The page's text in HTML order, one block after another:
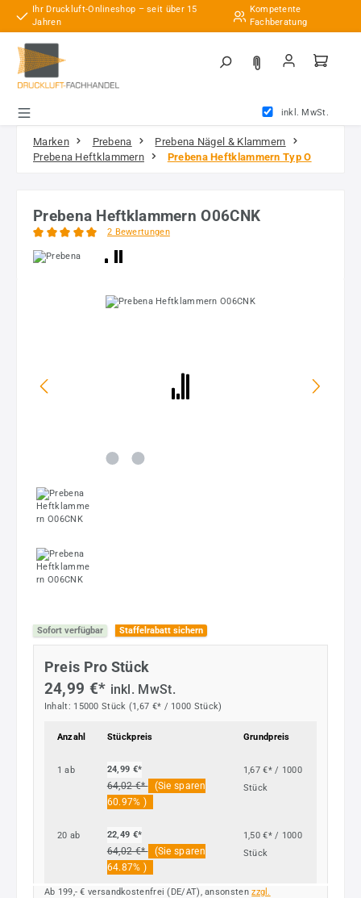
Zum Hauptinhalt springen
Ihr Druckluft-Onlineshop – seit über 15
Jahren
Kompetente
Fachberatung
inkl. MwSt.
Marken Prebena
Prebena Nägel & Klammern
Prebena Heftklammern
Prebena Heftklammern Typ O
Prebena Heftklammern O06CNK
2 Bewertungen
Bildergalerie überspringen
Sofort verfügbar Staffelrabatt sichern
Preis Pro Stück
24,99 €* inkl. MwSt.
Inhalt: 15000 Stück (1,67 €* / 1000 Stück)
Anzahl Stückpreis Grundpreis
1 ab 24,99 €*
64,02 €*
(Sie sparen
60.97% )
1,67 €* / 1000
Stück
20 ab 22,49 €*
64,02 €*
(Sie sparen
64.87% )
1,50 €* / 1000
Stück
Ab 199,- € versandkostenfrei (DE/AT), ansonstenzzgl.